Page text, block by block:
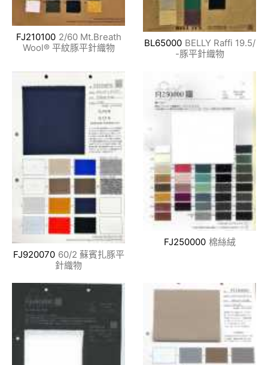
FJ210100 2/60 Mt.Breath
Wool® 平紋豚平針織物
BL65000 BELLY Raffi 19.5/
-豚平針織物
FJ920070 60/2 蘇賓扎豚平
針織物
FJ250000 棉絲絨